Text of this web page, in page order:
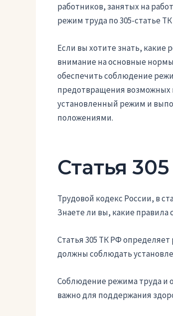
работников, занятых на
режим труда по 305-статье
Если вы хотите знать, какие
внимание на основные
обеспечить соблюдение
предотвращения возможных
установленный режим и
положениями.
Статья
Трудовой кодекс России, в
Знаете ли вы, какие
Статья 305 ТК РФ
должны соблюдать
Соблюдение режима труда и
важно для поддержания